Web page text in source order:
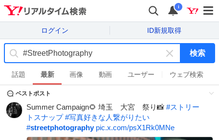
i
ログイン ID新規取得
キ
ー
ワ
ド
消
す
検索
話題 最新 画像 動画 ユーザー ウェブ検索
ベストポスト
Summer Campaign🌻 埼玉 大宮 祭り📸 #ストリー
トスナップ #写真好きな人繋がりたい
#streetphotography pic.x.com/psX1Rk0MNe